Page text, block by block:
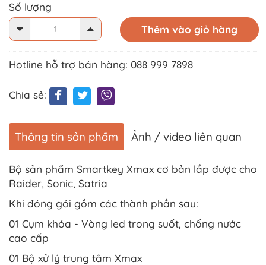
Số lượng
Thêm vào giỏ hàng
Hotline hỗ trợ bán hàng: 088 999 7898
Chia sẻ:
Thông tin sản phẩm Ảnh / video liên quan
Bộ sản phẩm Smartkey Xmax cơ bản lắp được cho
Raider, Sonic, Satria
Khi đóng gói gồm các thành phần sau:
01 Cụm khóa - Vòng led trong suốt, chống nước
cao cấp
01 Bộ xử lý trung tâm Xmax